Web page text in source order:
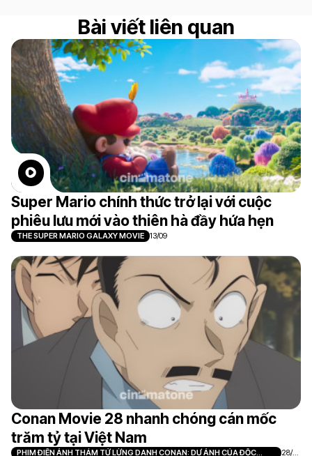
Bài viết liên quan
Super Mario chính thức trở lại với cuộc
phiêu lưu mới vào thiên hà đầy hứa hẹn
THE SUPER MARIO GALAXY MOVIE 13/09
Conan Movie 28 nhanh chóng cán mốc
trăm tỷ tại Việt Nam
PHIM ĐIỆN ẢNH THÁM TỬ LỪNG DANH CONAN: DƯ ẢNH CỦA ĐỘC 28/0